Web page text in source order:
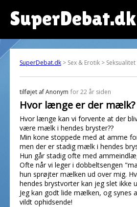
SuperDebat.dk
SuperDebat.dk > Sex & Erotik > Seksualitet
tilføjet afAnonym for 22 år siden
Hvor længe er der mælk?
Hvor længe kan vi forvente at der
være mælk i hendes bryster??
Min kone stoppede med at amme
men der er stadig mælk i hendes
Hun går stadig ofte med
Ofte når vi leger i dobbeltsengen
hun sprøjter mælken ud over mig.
hendes brystvorter kan jeg slet ikke
Jeg kan godt lide mælken, og synes
vildt ophidsende!